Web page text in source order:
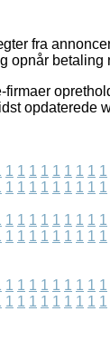
fra
opnår
opdaterede
1 1 1 1 1 1 1 1 1
1 1 1 1 1 1 1 1 1
1 1 1 1 1 1 1 1 1
1 1 1 1 1 1 1 1 1
1 1 1 1 1 1 1 1 1
1 1 1 1 1 1 1 1 1